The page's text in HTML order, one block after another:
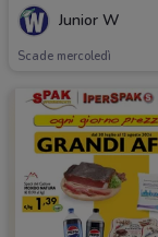
Junior W
Scade mercoledì